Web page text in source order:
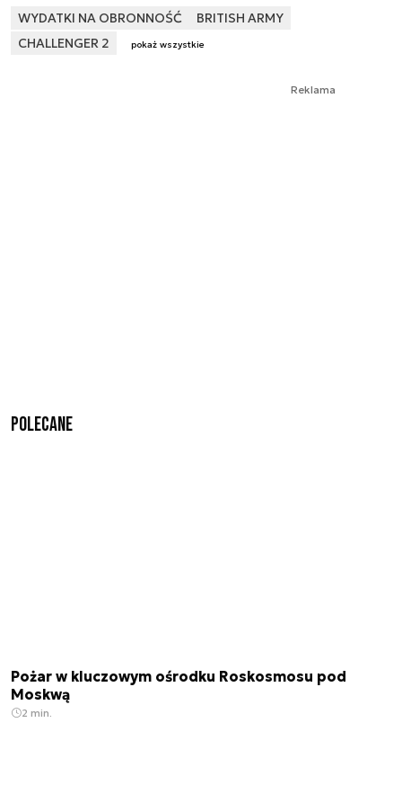
WYDATKI NA OBRONNOŚĆ
BRITISH ARMY
CHALLENGER 2
pokaż wszystkie
Reklama
Polecane
Pożar w kluczowym ośrodku Roskosmosu pod
Moskwą
2 min.